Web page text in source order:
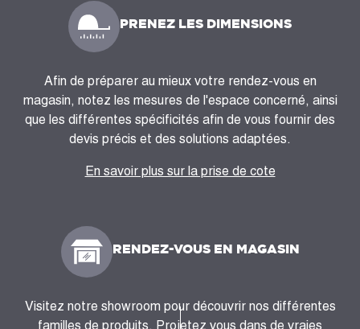
PRENEZ LES DIMENSIONS
Afin de préparer au mieux votre rendez-vous en
magasin, notez les mesures de l'espace concerné, ainsi
que les différentes spécificités afin de vous fournir des
devis précis et des solutions adaptées.
En savoir plus sur la prise de cote
RENDEZ-VOUS EN MAGASIN
Visitez notre showroom pour découvrir nos différentes
familles de produits. Projetez vous dans de vraies